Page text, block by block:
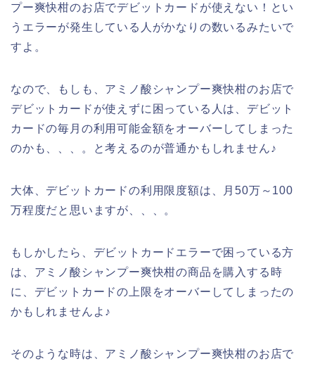
プー爽快柑のお店でデビットカードが使えない！とい
うエラーが発生している人がかなりの数いるみたいで
すよ。
なので、もしも、アミノ酸シャンプー爽快柑のお店で
デビットカードが使えずに困っている人は、デビット
カードの毎月の利用可能金額をオーバーしてしまった
のかも、、、。と考えるのが普通かもしれません♪
大体、デビットカードの利用限度額は、月50万～100
万程度だと思いますが、、、。
もしかしたら、デビットカードエラーで困っている方
は、アミノ酸シャンプー爽快柑の商品を購入する時
に、デビットカードの上限をオーバーしてしまったの
かもしれませんよ♪
そのような時は、アミノ酸シャンプー爽快柑のお店で